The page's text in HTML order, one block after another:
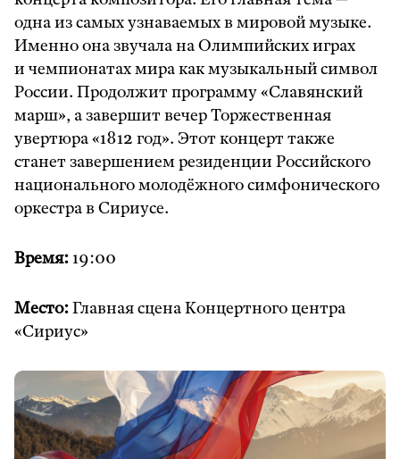
одна из самых узнаваемых в мировой музыке.
Именно она звучала на Олимпийских играх
и чемпионатах мира как музыкальный символ
России. Продолжит программу «Славянский
марш», а завершит вечер Торжественная
увертюра «1812 год». Этот концерт также
станет завершением резиденции Российского
национального молодёжного симфонического
оркестра в Сириусе.
Время:19:00
Место:Главная сцена Концертного центра
«Сириус»